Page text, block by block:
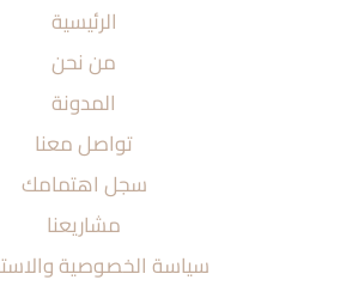
الرئيسية
من نحن
المدونة
تواصل معنا
سجل اهتمامك
مشاريعنا
سياسة الخصوصية